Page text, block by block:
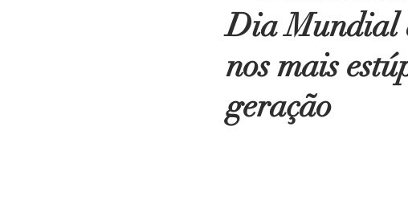
Dia Mundial
nos mais
geração